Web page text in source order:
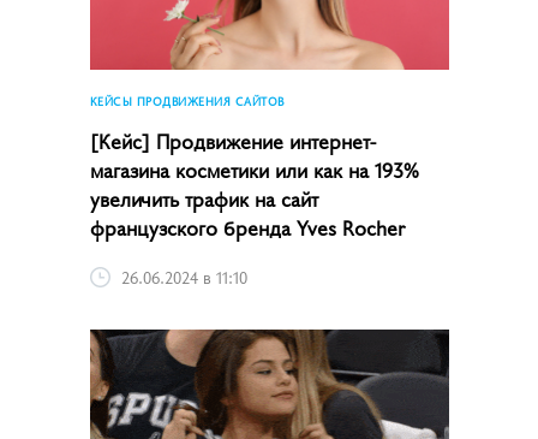
КЕЙСЫ ПРОДВИЖЕНИЯ САЙТОВ
[Кейс] Продвижение интернет-
магазина косметики или как на 193%
увеличить трафик на сайт
французского бренда Yves Rocher
26.06.2024 в 11:10